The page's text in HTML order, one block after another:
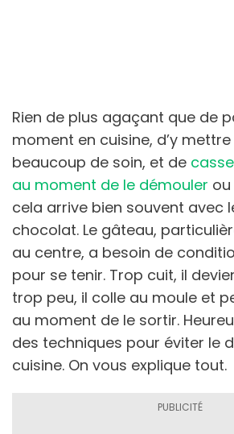
Rien de plus agaçant que de
moment en cuisine, d’y
beaucoup de soin, et de
au moment de le démouler ou
cela arrive bien souvent avec
chocolat. Le gâteau,
au centre, a besoin de
pour se tenir. Trop cuit, il
trop peu, il colle au moule et
au moment de le sortir.
des techniques pour éviter le
cuisine. On vous explique tout.